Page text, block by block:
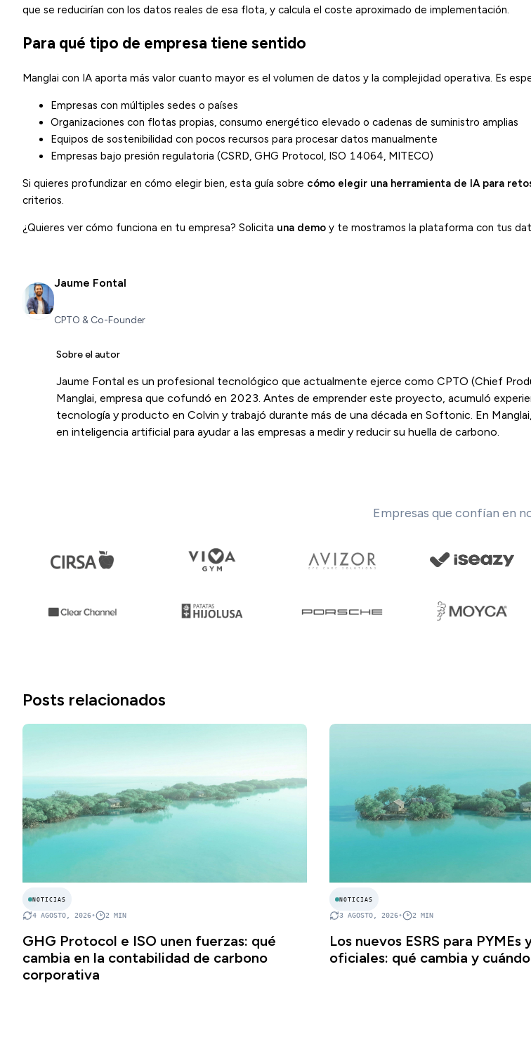
que se reducirían con los datos reales de esa flota, y calcula el coste aproximado de implementación.
Para qué tipo de empresa tiene sentido
Manglai con IA aporta más valor cuanto mayor es el volumen de datos y la complejidad operativa. Es
Empresas con múltiples sedes o países
Organizaciones con flotas propias, consumo energético elevado o cadenas de suministro amplias
Equipos de sostenibilidad con pocos recursos para procesar datos manualmente
Empresas bajo presión regulatoria (CSRD, GHG Protocol, ISO 14064, MITECO)
Si quieres profundizar en cómo elegir bien, esta guía sobre cómo elegir una herramienta de IA para
criterios.
¿Quieres ver cómo funciona en tu empresa? Solicita una demo y te mostramos la plataforma con tus
Jaume Fontal
CPTO & Co-Founder
Sobre el autor
Jaume Fontal es un profesional tecnológico que actualmente ejerce como CPTO (Chief
Manglai, empresa que cofundó en 2023. Antes de emprender este proyecto, acumuló
tecnología y producto en Colvin y trabajó durante más de una década en Softonic. En
en inteligencia artificial para ayudar a las empresas a medir y reducir su huella de carbono.
Empresas que confían en
Posts relacionados
NOTICIAS
4 AGOSTO, 2026• 2 MIN
GHG Protocol e ISO unen fuerzas: qué
cambia en la contabilidad de carbono
corporativa
NOTICIAS
3 AGOSTO, 2026• 2 MIN
Los nuevos ESRS para PYMEs
oficiales: qué cambia y